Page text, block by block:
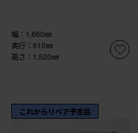
幅：1,660㎜
奥行：610㎜
高さ：1,520㎜
これからリペア予定品